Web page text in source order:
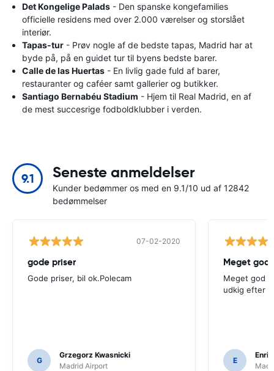
Det Kongelige Palads - Den spanske kongefamilies
officielle residens med over 2.000 værelser og storslået
interiør.
Tapas-tur - Prøv nogle af de bedste tapas, Madrid har at
byde på, på en guidet tur til byens bedste barer.
Calle de las Huertas - En livlig gade fuld af barer,
restauranter og caféer samt gallerier og butikker.
Santiago Bernabéu Stadium - Hjem til Real Madrid, en af ​​
de mest succesrige fodboldklubber i verden.
9.1 Seneste anmeldelser
Kunder bedømmer os med en 9.1/10 ud af 12842
bedømmelser
07-02-2020
gode priser
Gode ​​priser, bil ok.Polecam
G
Grzegorz Kwasnicki
Madrid Airport
Meget god
Meget god
udkig efter
E